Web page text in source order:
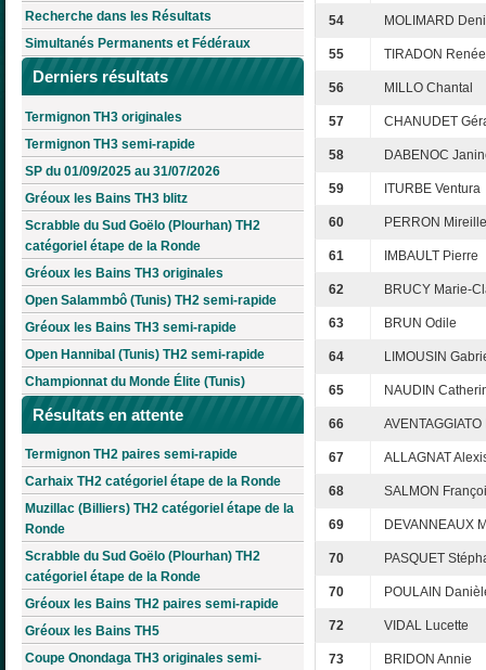
Recherche dans les Résultats
Simultanés Permanents et Fédéraux
Derniers résultats
Termignon TH3 originales
Termignon TH3 semi-rapide
SP du 01/09/2025 au 31/07/2026
Gréoux les Bains TH3 blitz
Scrabble du Sud Goëlo (Plourhan) TH2
catégoriel étape de la Ronde
Gréoux les Bains TH3 originales
Open Salammbô (Tunis) TH2 semi-rapide
Gréoux les Bains TH3 semi-rapide
Open Hannibal (Tunis) TH2 semi-rapide
Championnat du Monde Élite (Tunis)
Résultats en attente
Termignon TH2 paires semi-rapide
Carhaix TH2 catégoriel étape de la Ronde
Muzillac (Billiers) TH2 catégoriel étape de la
Ronde
Scrabble du Sud Goëlo (Plourhan) TH2
catégoriel étape de la Ronde
Gréoux les Bains TH2 paires semi-rapide
Gréoux les Bains TH5
Coupe Onondaga TH3 originales semi-
54 MOLIMARD
55 TIRADON Renée
56 MILLO Chantal
57 CHANUDET
58 DABENOC
59 ITURBE Ventura
60 PERRON Mireille
61 IMBAULT Pierre
62 BRUCY Marie-
63 BRUN Odile
64 LIMOUSIN
65 NAUDIN
66
67 ALLAGNAT
68 SALMON
69 DEVANNEAUX
70 PASQUET
70 POULAIN
72 VIDAL Lucette
73 BRIDON Annie